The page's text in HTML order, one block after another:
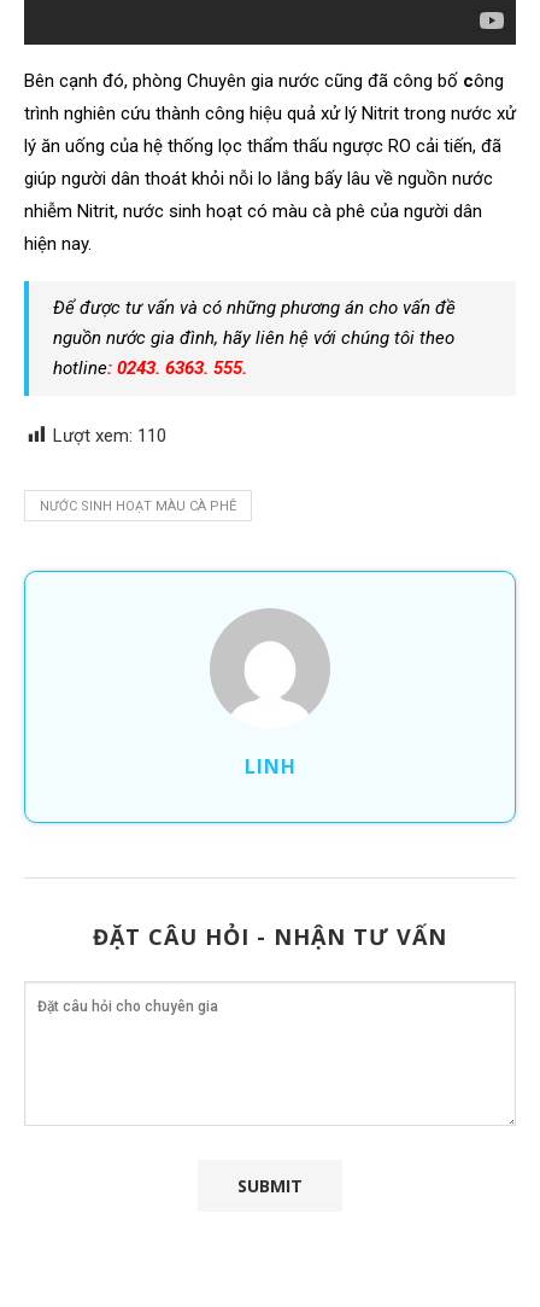
Bên cạnh đó, phòng Chuyên gia nước cũng đã công bố công
trình nghiên cứu thành công hiệu quả xử lý Nitrit trong nước xử
lý ăn uống của hệ thống lọc thẩm thấu ngược RO cải tiến, đã
giúp người dân thoát khỏi nỗi lo lắng bấy lâu về nguồn nước
nhiễm Nitrit, nước sinh hoạt có màu cà phê của người dân
hiện nay.
Để được tư vấn và có những phương án cho vấn đề
nguồn nước gia đình, hãy liên hệ với chúng tôi theo
hotline: 0243. 6363. 555.
Lượt xem: 110
NƯỚC SINH HOẠT MÀU CÀ PHÊ
LINH
ĐẶT CÂU HỎI - NHẬN TƯ VẤN